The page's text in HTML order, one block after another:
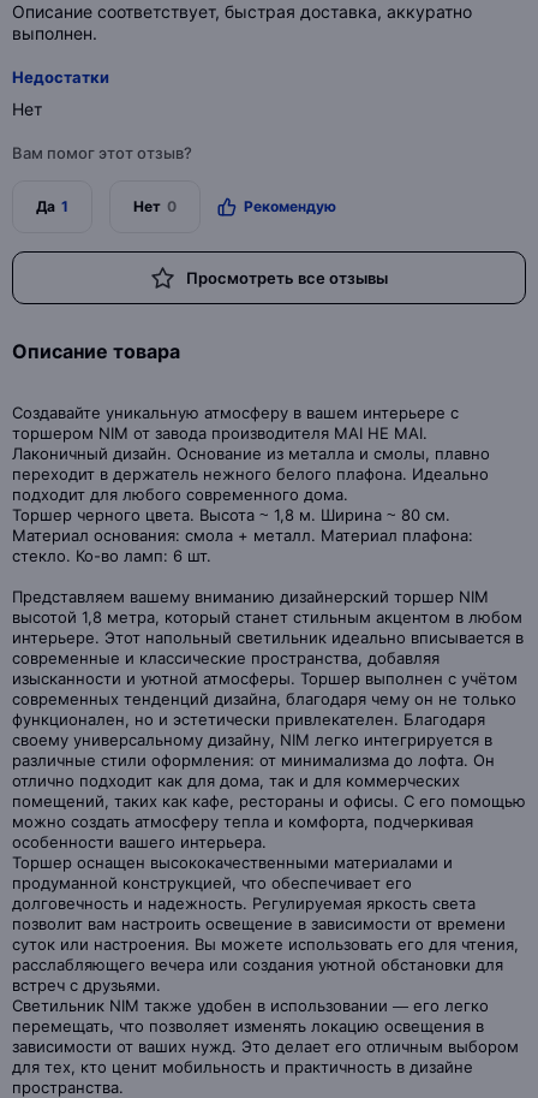
Описание соответствует, быстрая доставка, аккуратно
выполнен.
Недостатки
Нет
Вам помог этот отзыв?
Да 1 Нет 0 Рекомендую
Просмотреть все отзывы
Описание товара
Создавайте уникальную атмосферу в вашем интерьере с
торшером NIM от завода производителя MAI HE MAI.
Лаконичный дизайн. Основание из металла и смолы, плавно
переходит в держатель нежного белого плафона. Идеально
подходит для любого современного дома.
Торшер черного цвета. Высота ~ 1,8 м. Ширина ~ 80 см.
Материал основания: смола + металл. Материал плафона:
стекло. Ко-во ламп: 6 шт.
Представляем вашему вниманию дизайнерский торшер NIM
высотой 1,8 метра, который станет стильным акцентом в любом
интерьере. Этот напольный светильник идеально вписывается в
современные и классические пространства, добавляя
изысканности и уютной атмосферы. Торшер выполнен с учётом
современных тенденций дизайна, благодаря чему он не только
функционален, но и эстетически привлекателен. Благодаря
своему универсальному дизайну, NIM легко интегрируется в
различные стили оформления: от минимализма до лофта. Он
отлично подходит как для дома, так и для коммерческих
помещений, таких как кафе, рестораны и офисы. С его помощью
можно создать атмосферу тепла и комфорта, подчеркивая
особенности вашего интерьера.
Торшер оснащен высококачественными материалами и
продуманной конструкцией, что обеспечивает его
долговечность и надежность. Регулируемая яркость света
позволит вам настроить освещение в зависимости от времени
суток или настроения. Вы можете использовать его для чтения,
расслабляющего вечера или создания уютной обстановки для
встреч с друзьями.
Светильник NIM также удобен в использовании — его легко
перемещать, что позволяет изменять локацию освещения в
зависимости от ваших нужд. Это делает его отличным выбором
для тех, кто ценит мобильность и практичность в дизайне
пространства.